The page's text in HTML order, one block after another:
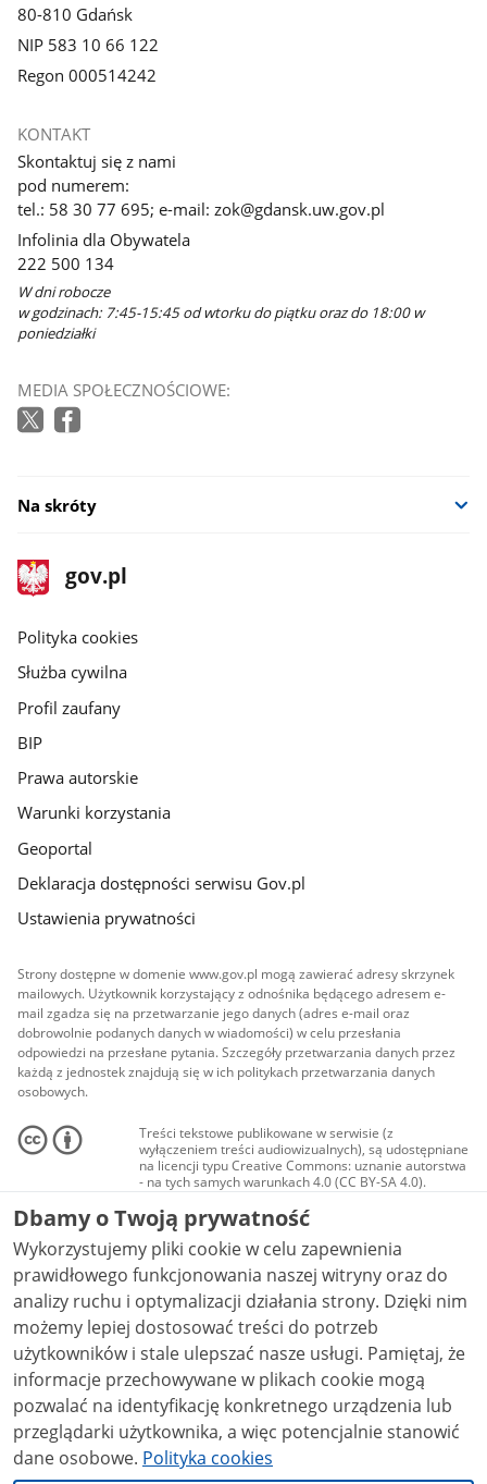
80-810 Gdańsk
NIP 583 10 66 122
Regon 000514242
KONTAKT
Skontaktuj się z nami
pod numerem:
tel.: 58 30 77 695; e-mail: zok@gdansk.uw.gov.pl
Infolinia dla Obywatela
222 500 134
W dni robocze
w godzinach: 7:45-15:45 od wtorku do piątku oraz do 18:00 w
poniedziałki
MEDIA SPOŁECZNOŚCIOWE:
Na skróty
stopka
gov.pl
Strona
gov.pl
gov.pl
Polityka cookies
Służba cywilna
Profil zaufany
BIP
Prawa autorskie
Warunki korzystania
Geoportal
Deklaracja dostępności serwisu Gov.pl
Ustawienia prywatności
Strony dostępne w domenie www.gov.pl mogą zawierać adresy skrzynek
mailowych. Użytkownik korzystający z odnośnika będącego adresem e-
mail zgadza się na przetwarzanie jego danych (adres e-mail oraz
dobrowolnie podanych danych w wiadomości) w celu przesłania
odpowiedzi na przesłane pytania. Szczegóły przetwarzania danych przez
każdą z jednostek znajdują się w ich politykach przetwarzania danych
osobowych.
Treści tekstowe publikowane w serwisie (z
wyłączeniem treści audiowizualnych), są udostępniane
na licencji typu Creative Commons: uznanie autorstwa
- na tych samych warunkach 4.0 (CC BY-SA 4.0).
Materiały audiowizualne, w tym zdjęcia, materiały
audio i wideo, są udostępniane na licencji typu
Creative Commons: uznanie autorstwa użycie
niekomercyjne - bez utworów zależnych 4.0 (CC BY-
NC-ND 4.0), o ile nie jest to stwierdzone inaczej.
Dbamy o Twoją prywatność
Wykorzystujemy pliki cookie w celu zapewnienia
prawidłowego funkcjonowania naszej witryny oraz do
analizy ruchu i optymalizacji działania strony. Dzięki nim
możemy lepiej dostosować treści do potrzeb
użytkowników i stale ulepszać nasze usługi. Pamiętaj, że
informacje przechowywane w plikach cookie mogą
pozwalać na identyfikację konkretnego urządzenia lub
przeglądarki użytkownika, a więc potencjalnie stanowić
dane osobowe. Polityka cookies